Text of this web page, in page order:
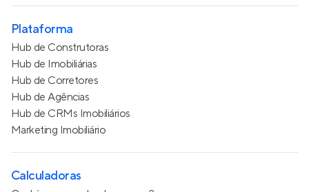
Plataforma
Hub de Construtoras
Hub de Imobiliárias
Hub de Corretores
Hub de Agências
Hub de CRMs Imobiliários
Marketing Imobiliário
Calculadoras